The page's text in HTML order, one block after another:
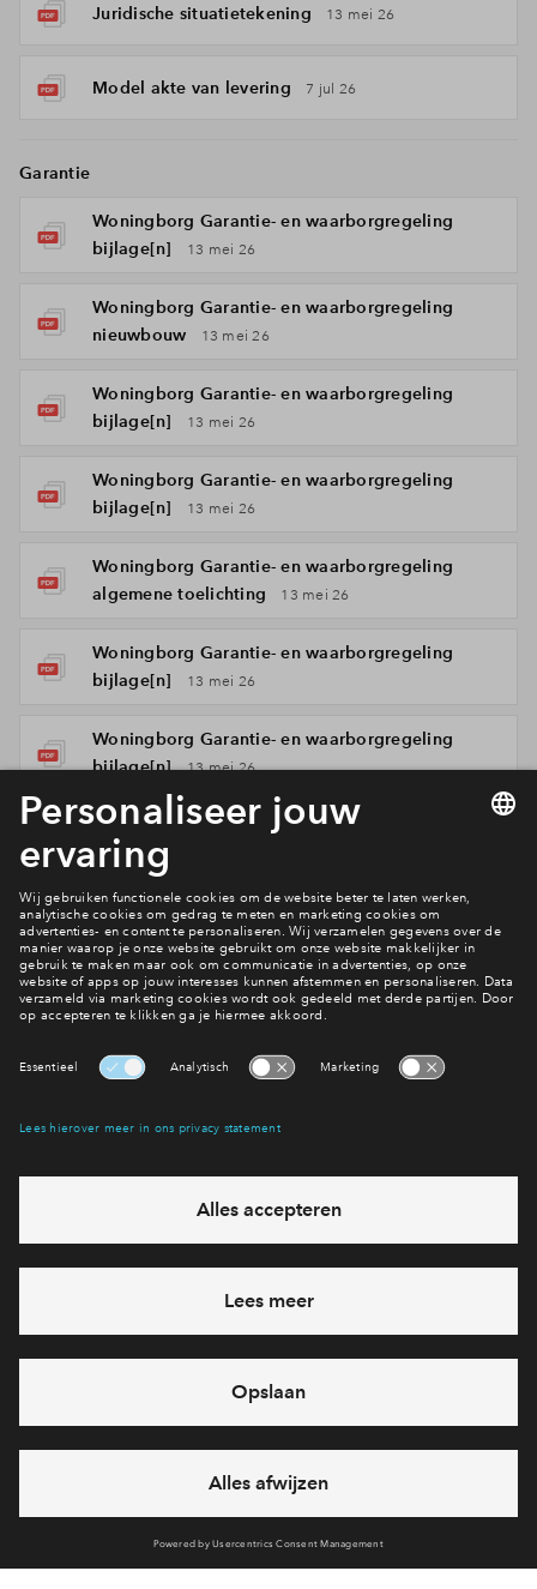
Juridische situatietekening 13 mei 26
Model akte van levering 7 jul 26
Garantie
Woningborg Garantie- en waarborgregeling
bijlage[n]
13 mei 26
Woningborg Garantie- en waarborgregeling
nieuwbouw
13 mei 26
Woningborg Garantie- en waarborgregeling
bijlage[n]
13 mei 26
Woningborg Garantie- en waarborgregeling
bijlage[n]
13 mei 26
Woningborg Garantie- en waarborgregeling
algemene toelichting
13 mei 26
Woningborg Garantie- en waarborgregeling
bijlage[n]
13 mei 26
Woningborg Garantie- en waarborgregeling
bijlage[n]
13 mei 26
Woningborg Garantie- en waarborgregeling
algemene voorwaarden
Interesse? Meld je dan snel aan
Hiermee blijf je op de hoogte van het belangrijkste nieuws en
Ja, ik wil mij aanmelden
Heb je een vraag en wil je direct antwoord? Bel ons op
712 28 46
feestdagen)
vandaag gesloten, maandag zijn we vanaf
09:00 uur weer
bereikbaar